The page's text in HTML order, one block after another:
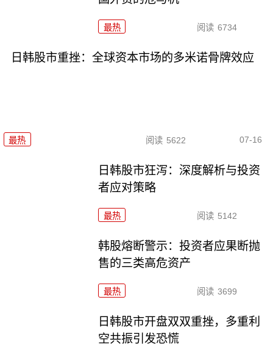
最热 阅读 6734
日韩股市重挫：全球资本市场的多米诺骨牌效应
最热 阅读 5622 07-16
日韩股市狂泻：深度解析与投资
者应对策略
最热 阅读 5142
韩股熔断警示：投资者应果断抛
售的三类高危资产
最热 阅读 3699
日韩股市开盘双双重挫，多重利
空共振引发恐慌